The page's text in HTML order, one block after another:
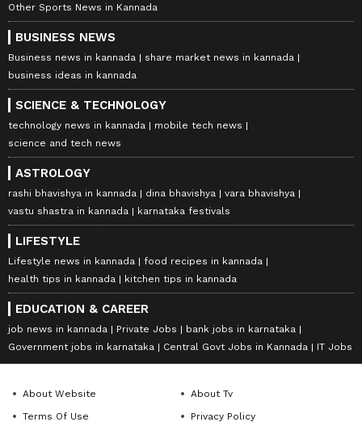
Other Sports News in Kannada
BUSINESS NEWS
Business news in kannada
share market news in kannada
business ideas in kannada
SCIENCE & TECHNOLOGY
technology news in kannada
mobile tech news
science and tech news
ASTROLOGY
rashi bhavishya in kannada dina bhavishya
vara bhavishya
vastu shastra in kannada
karnataka festivals
LIFESTYLE
Lifestyle news in kannada
food recipes in kannada
health tips in kannada
kitchen tips in kannada
EDUCATION & CAREER
job news in kannada Private Jobs
bank jobs in karnataka
Government jobs in karnataka
Central Govt Jobs in Kannada IT Jobs
About Website
About Tv
Terms Of Use
Privacy Policy